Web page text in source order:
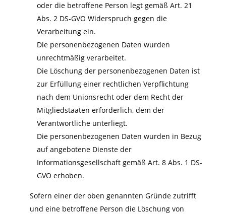
oder die betroffene Person legt gemäß Art. 21
Abs. 2 DS-GVO Widerspruch gegen die
Verarbeitung ein.
Die personenbezogenen Daten wurden
unrechtmäßig verarbeitet.
Die Löschung der personenbezogenen Daten ist
zur Erfüllung einer rechtlichen Verpflichtung
nach dem Unionsrecht oder dem Recht der
Mitgliedstaaten erforderlich, dem der
Verantwortliche unterliegt.
Die personenbezogenen Daten wurden in Bezug
auf angebotene Dienste der
Informationsgesellschaft gemäß Art. 8 Abs. 1 DS-
GVO erhoben.
Sofern einer der oben genannten Gründe zutrifft
und eine betroffene Person die Löschung von